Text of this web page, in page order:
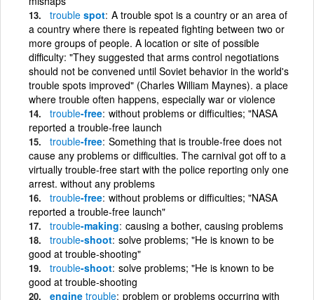
trouble spot A trouble spot is a country or an area of
a country where there is repeated fighting between two or
more groups of people. A location or site of possible
difficulty: "They suggested that arms control negotiations
should not be convened until Soviet behavior in the world's
trouble spots improved" (Charles William Maynes). a place
where trouble often happens, especially war or violence
trouble-free without problems or difficulties; "NASA
reported a trouble-free launch
trouble-free Something that is trouble-free does not
cause any problems or difficulties. The carnival got off to a
virtually trouble-free start with the police reporting only one
arrest. without any problems
trouble-free without problems or difficulties; "NASA
reported a trouble-free launch"
trouble-making causing a bother, causing problems
trouble-shoot solve problems; "He is known to be
good at trouble-shooting"
trouble-shoot solve problems; "He is known to be
good at trouble-shooting
engine trouble problem or problems occurring with